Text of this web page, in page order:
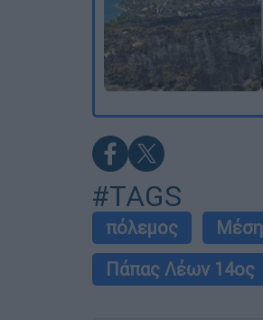
#TAGS
πόλεμος
Πάπας Λέων 14ος